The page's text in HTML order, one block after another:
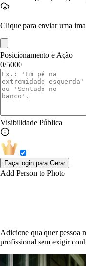
Clique para enviar uma
Posicionamento e Ação
0/5000
Visibilidade Pública
Faça login para Gerar
Add Person to Photo
Adicione qualquer pessoa
profissional sem exigir